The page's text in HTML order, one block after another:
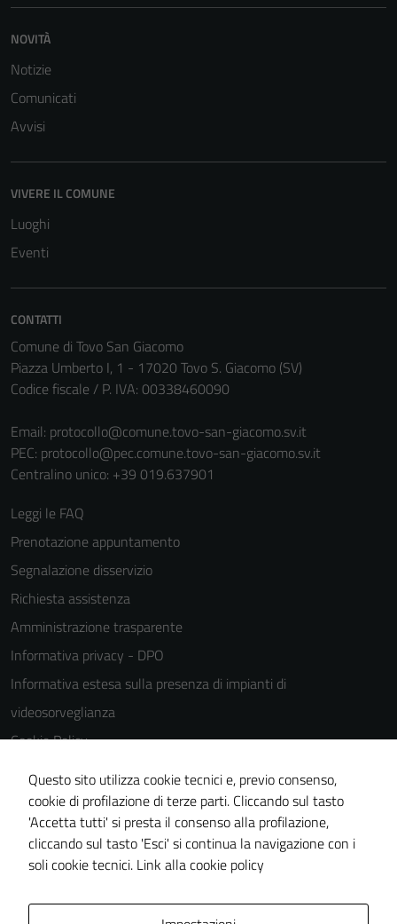
NOVITÀ
Notizie
Comunicati
Avvisi
VIVERE IL COMUNE
Luoghi
Eventi
CONTATTI
Comune di Tovo San Giacomo
Piazza Umberto I, 1 - 17020 Tovo S. Giacomo (SV)
Codice fiscale / P. IVA: 00338460090
Email: protocollo@comune.tovo-san-giacomo.sv.it
PEC: protocollo@pec.comune.tovo-san-giacomo.sv.it
Centralino unico: +39 019.637901
Leggi le FAQ
Prenotazione appuntamento
Segnalazione disservizio
Richiesta assistenza
Amministrazione trasparente
Informativa privacy - DPO
Informativa estesa sulla presenza di impianti di
videosorveglianza
Cookie Policy
Note legali
Dichiarazione di accessibilità
Piano di miglioramento del sito
Statistiche sito web
Questo sito utilizza cookie tecnici e, previo consenso,
cookie di profilazione di terze parti. Cliccando sul tasto
'Accetta tutti' si presta il consenso alla profilazione,
cliccando sul tasto 'Esci' si continua la navigazione con i
soli cookie tecnici. Link alla cookie policy
Questi cookie